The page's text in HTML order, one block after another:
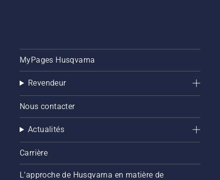
MyPages Husqvarna
Revendeur
Nous contacter
Actualités
Carrière
L'approche de Husqvarna en matière de